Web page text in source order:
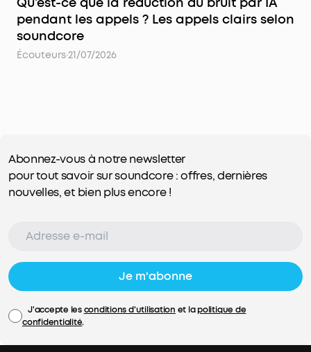
pendant les appels ? Les appels clairs selon
soundcore
Écouteurs·21/07/2026
Abonnez-vous à notre newsletter
pour tout savoir sur soundcore : offres, dernières
nouvelles, et bien plus encore !
Je m'abonne
J'accepte lesconditions d'utilisation et lapolitique de
confidentialité.